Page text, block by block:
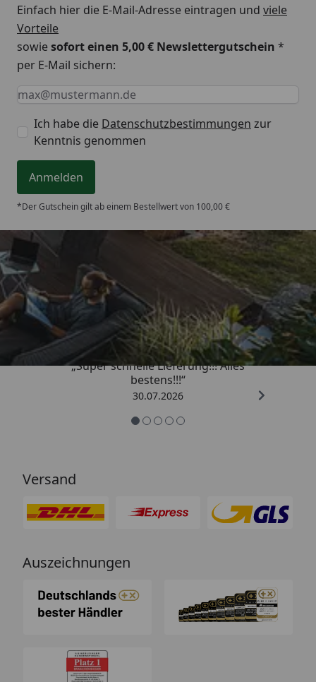
Einfach hier die E-Mail-Adresse eintragen und viele
Vorteile
sowiesofort einen 5,00 € Newslettergutschein *
per E-Mail sichern:
Keine Eingabe erforderlich
Eingabe erforderlich
E-Mail *
Ich habe die Datenschutzbestimmungen zur
Kenntnis genommen
Anmelden
*Der Gutschein gilt ab einem Bestellwert von 100,00 €
Trusted Shops
4,93/ 5
„Super schnelle Lieferung!!! Alles
bestens!!!“
30.07.2026
Versand
Auszeichnungen